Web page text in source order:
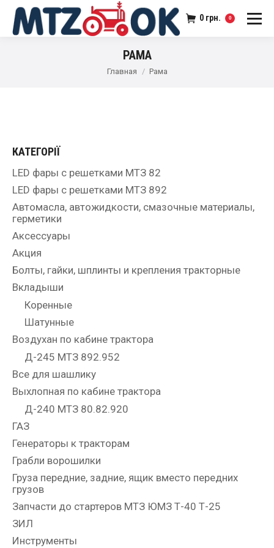
0 грн. 0
РАМА
Главная Рама
КАТЕГОРІЇ
LED фары с решетками МТЗ 82
LED фары с решетками МТЗ 892
Автомасла, автожидкости, смазочные материалы,
герметики
Аксессуары
Акция
Болты, гайки, шплинты и крепления тракторные
Вкладыши
Коренные
Шатунные
Воздухан по кабине трактора
Д-245 МТЗ 892.952
Все для шашлику
Выхлопная по кабине трактора
Д-240 МТЗ 80.82.920
ГАЗ
Генераторы к тракторам
Грабли ворошилки
Груза передние, задние, ящик вместо передних
грузов
Запчасти до стартеров МТЗ ЮМЗ Т-40 Т-25
ЗИЛ
Инструменты